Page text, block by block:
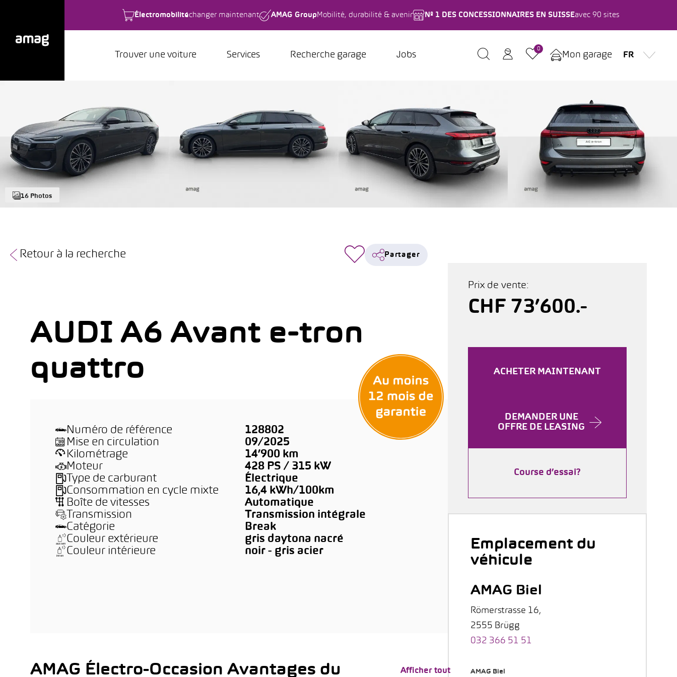
Électromobilitéchanger maintenant AMAG Group Mobilité, durabilité & avenir Nº 1 DES CONCESSIONNAIRES EN SUISSEavec 90 sites
Trouver une voiture Services Recherche garage Jobs
0
Mon garage FR
16 Photos
Retour à la recherche Partager
AUDI A6 Avant e-tron
quattro
Numéro de référence
128802
Mise en circulation
09/2025
Kilométrage
14’900 km
Moteur
428 PS / 315 kW
Type de carburant
Électrique
Consommation en cycle mixte
16,4 kWh/100km
Boîte de vitesses
Automatique
Transmission
Transmission intégrale
Catégorie
Break
Couleur extérieure
gris daytona nacré
Couleur intérieure
noir - gris acier
AMAG Électro-Occasion Avantages du
Afficher tout
Prix de vente:
CHF 73’600.-
ACHETER MAINTENANT
DEMANDER UNE
OFFRE DE LEASING
Course d’essai?
Emplacement du
véhicule
AMAG Biel
Römerstrasse 16,
2555 Brügg
032 366 51 51